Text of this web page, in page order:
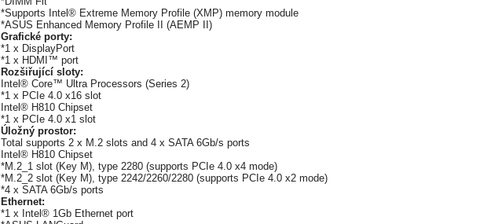
*Supports Intel® Extreme Memory Profile (XMP) memory module
*ASUS Enhanced Memory Profile II (AEMP II)
Grafické porty:
*1 x DisplayPort
*1 x HDMI™ port
Rozšiřující sloty:
Intel® Core™ Ultra Processors (Series 2)
*1 x PCIe 4.0 x16 slot
Intel® H810 Chipset
*1 x PCIe 4.0 x1 slot
Úložný prostor:
Total supports 2 x M.2 slots and 4 x SATA 6Gb/s ports
Intel® H810 Chipset
*M.2_1 slot (Key M), type 2280 (supports PCIe 4.0 x4 mode)
*M.2_2 slot (Key M), type 2242/2260/2280 (supports PCIe 4.0 x2 mode)
*4 x SATA 6Gb/s ports
Ethernet:
*1 x Intel® 1Gb Ethernet port